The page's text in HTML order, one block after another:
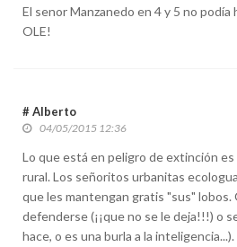
El senor Manzanedo en 4 y 5 no podía
OLE!
# Alberto
04/05/2015 12:36
Lo que está en peligro de extinción
rural. Los señoritos urbanitas
que les mantengan gratis "sus" lobos.
defenderse (¡¡que no se le deja!!!) o
hace, o es una burla a la